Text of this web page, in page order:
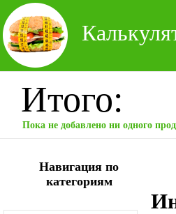
Итого:
Пока не добавлено ни одного
Навигация по
категориям